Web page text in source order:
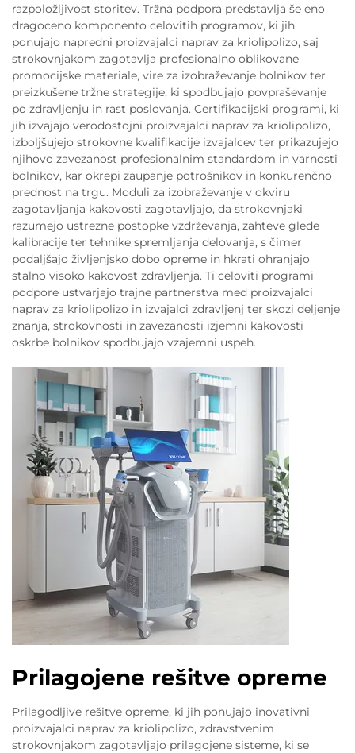
razpoložljivost storitev. Tržna podpora predstavlja še eno
dragoceno komponento celovitih programov, ki jih
ponujajo napredni proizvajalci naprav za kriolipolizo, saj
strokovnjakom zagotavlja profesionalno oblikovane
promocijske materiale, vire za izobraževanje bolnikov ter
preizkušene tržne strategije, ki spodbujajo povpraševanje
po zdravljenju in rast poslovanja. Certifikacijski programi, ki
jih izvajajo verodostojni proizvajalci naprav za kriolipolizo,
izboljšujejo strokovne kvalifikacije izvajalcev ter prikazujejo
njihovo zavezanost profesionalnim standardom in varnosti
bolnikov, kar okrepi zaupanje potrošnikov in konkurenčno
prednost na trgu. Moduli za izobraževanje v okviru
zagotavljanja kakovosti zagotavljajo, da strokovnjaki
razumejo ustrezne postopke vzdrževanja, zahteve glede
kalibracije ter tehnike spremljanja delovanja, s čimer
podaljšajo življenjsko dobo opreme in hkrati ohranjajo
stalno visoko kakovost zdravljenja. Ti celoviti programi
podpore ustvarjajo trajne partnerstva med proizvajalci
naprav za kriolipolizo in izvajalci zdravljenj ter skozi deljenje
znanja, strokovnosti in zavezanosti izjemni kakovosti
oskrbe bolnikov spodbujajo vzajemni uspeh.
Prilagojene rešitve opreme
Prilagodljive rešitve opreme, ki jih ponujajo inovativni
proizvajalci naprav za kriolipolizo, zdravstvenim
strokovnjakom zagotavljajo prilagojene sisteme, ki se